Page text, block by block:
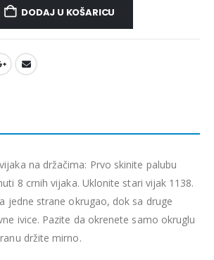
DODAJ U KOŠARICU
na držačima: Prvo skinite palubu
8 crnih vijaka. Uklonite stari vijak 1138.
jedne strane okrugao, dok sa druge
ivice. Pazite da okrenete samo okruglu
držite mirno.